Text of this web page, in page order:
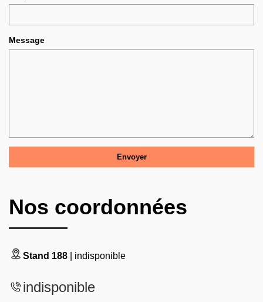
Message
Nos coordonnées
Stand 188 | indisponible
indisponible